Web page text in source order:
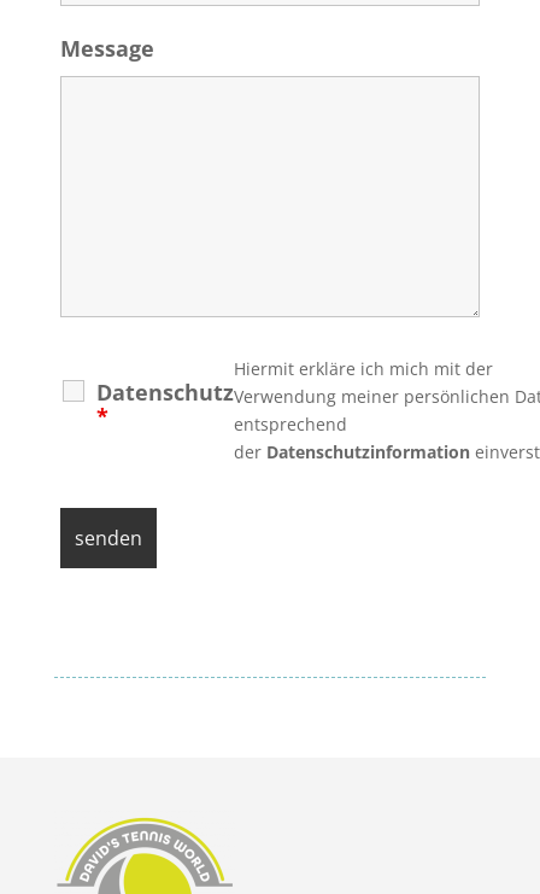
Message
Datenschutz
*
Hiermit erkläre ich mich mit der
Verwendung meiner persönlichen
entsprechend
der Datenschutzinformation